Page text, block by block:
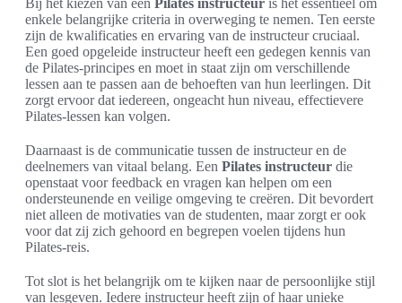
Bij het kiezen van een Pilates instructeur is het essentieel om
enkele belangrijke criteria in overweging te nemen. Ten eerste
zijn de kwalificaties en ervaring van de instructeur cruciaal.
Een goed opgeleide instructeur heeft een gedegen kennis van
de Pilates-principes en moet in staat zijn om verschillende
lessen aan te passen aan de behoeften van hun leerlingen. Dit
zorgt ervoor dat iedereen, ongeacht hun niveau, effectievere
Pilates-lessen kan volgen.
Daarnaast is de communicatie tussen de instructeur en de
deelnemers van vitaal belang. Een Pilates instructeur die
openstaat voor feedback en vragen kan helpen om een
ondersteunende en veilige omgeving te creëren. Dit bevordert
niet alleen de motivaties van de studenten, maar zorgt er ook
voor dat zij zich gehoord en begrepen voelen tijdens hun
Pilates-reis.
Tot slot is het belangrijk om te kijken naar de persoonlijke stijl
van lesgeven. Iedere instructeur heeft zijn of haar unieke